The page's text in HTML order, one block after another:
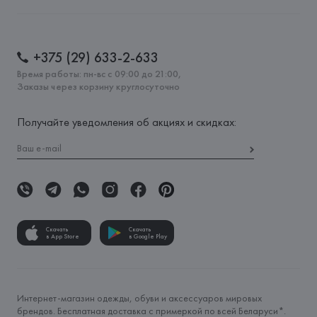
+375 (29) 633-2-633
Время работы: пн-вс с 09:00 до 21:00,
Заказы через корзину круглосуточно
Получайте уведомления об акциях и скидках:
Скачать
в App Store
Скачать
в Google Play
Интернет-магазин одежды, обуви и аксессуаров мировых
брендов. Бесплатная доставка с примеркой по всей Беларуси*.